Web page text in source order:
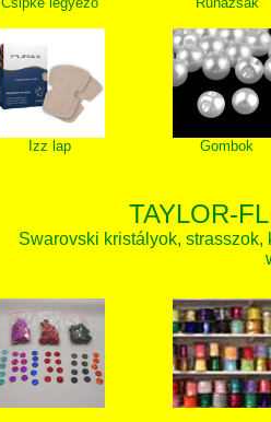
Izz lap Gombok
TAYLOR-
Swarovski kristályok,